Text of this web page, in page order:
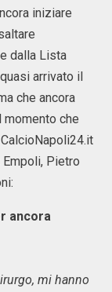
iniziare
dalla Lista
arrivato il
che ancora
che
Pietro
ancora
mi hanno